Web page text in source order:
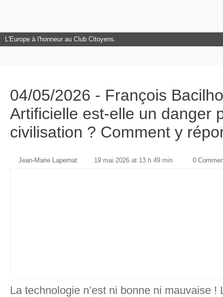
L'Europe à l'honneur au Club Citoyens.
04/05/2026 - François
Artificielle est-elle un danger
civilisation ? Comment y
Jean-Marie Lapernat 19 mai 2026 at 13 h 49 min 0
La technologie n’est ni bonne ni mauvaise !